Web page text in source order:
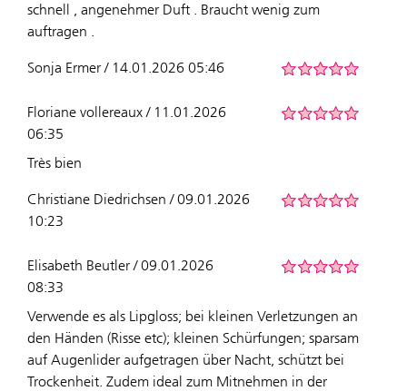
schnell , angenehmer Duft . Braucht wenig zum
auftragen .
Sonja Ermer / 14.01.2026 05:46
Floriane vollereaux / 11.01.2026
06:35
Très bien
Christiane Diedrichsen / 09.01.2026
10:23
Elisabeth Beutler / 09.01.2026
08:33
Verwende es als Lipgloss; bei kleinen Verletzungen an
den Händen (Risse etc); kleinen Schürfungen; sparsam
auf Augenlider aufgetragen über Nacht, schützt bei
Trockenheit. Zudem ideal zum Mitnehmen in der